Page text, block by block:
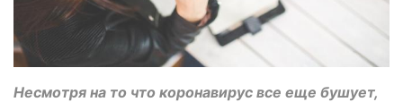
Несмотря на то что коронавирус все еще бушует,